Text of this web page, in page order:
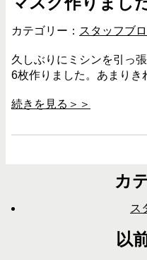
カテゴリー： スタッフブ
久しぶりにミシンを引っ
6枚作りました。あまりき
続きを見る＞＞
カ
ス
以